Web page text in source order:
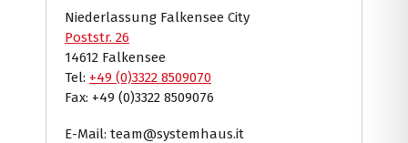
Niederlassung Falkensee City
Poststr. 26
14612 Falkensee
Tel: +49 (0)3322 8509070
Fax: +49 (0)3322 8509076
E-Mail: team@systemhaus.it